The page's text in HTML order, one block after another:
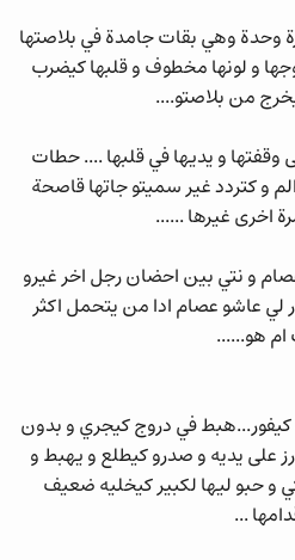
وحدة وهي بقات جامدة في بلاصتها
و لونها مخطوف و قلبها كيضرب
من بلاصتو....
و يديها في قلبها .... حطات
و كتردد غير سميتو جاتها قاصحة
اخرى غيرها ......
و نتي بين احضان رجل اخر غيرو
عاشو عصام ادا من يتحمل اكثر
ام هو......
في دروج كيجري و بدون
على يديه و صدرو كيطلع و يهبط و
و حبو ليها لكبير كيخليه ضعيف
...